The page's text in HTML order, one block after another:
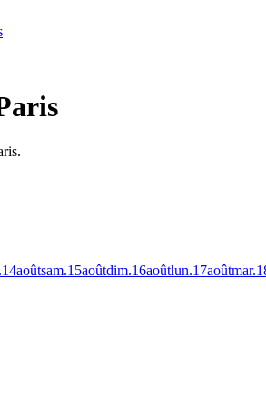
14aoûtsam.15aoûtdim.16aoûtlun.17aoûtmar.